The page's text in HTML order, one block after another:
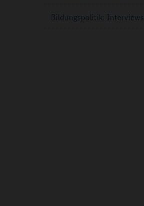
Bildungspolitik: Interviews